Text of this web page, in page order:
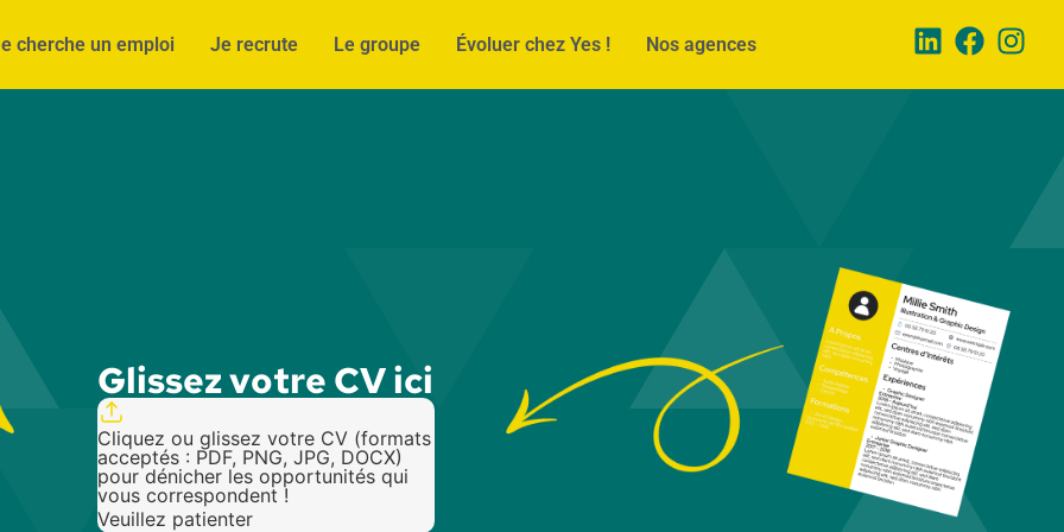
cherche un emploi Je recrute Le groupe Évoluer chez Yes ! Nos agences
Glissez votre CV ici
Cliquez ou glissez votre CV (formats
acceptés : PDF, PNG, JPG, DOCX)
pour dénicher les opportunités qui
vous correspondent !
Veuillez patienter